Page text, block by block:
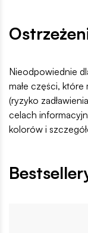
Nieodpowiednie
małe części,
(ryzyko
celach
kolorów i